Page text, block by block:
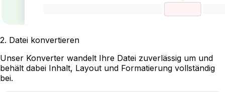
2. Datei konvertieren
Unser Konverter wandelt Ihre Datei zuverlässig um und
behält dabei Inhalt, Layout und Formatierung vollständig
bei.